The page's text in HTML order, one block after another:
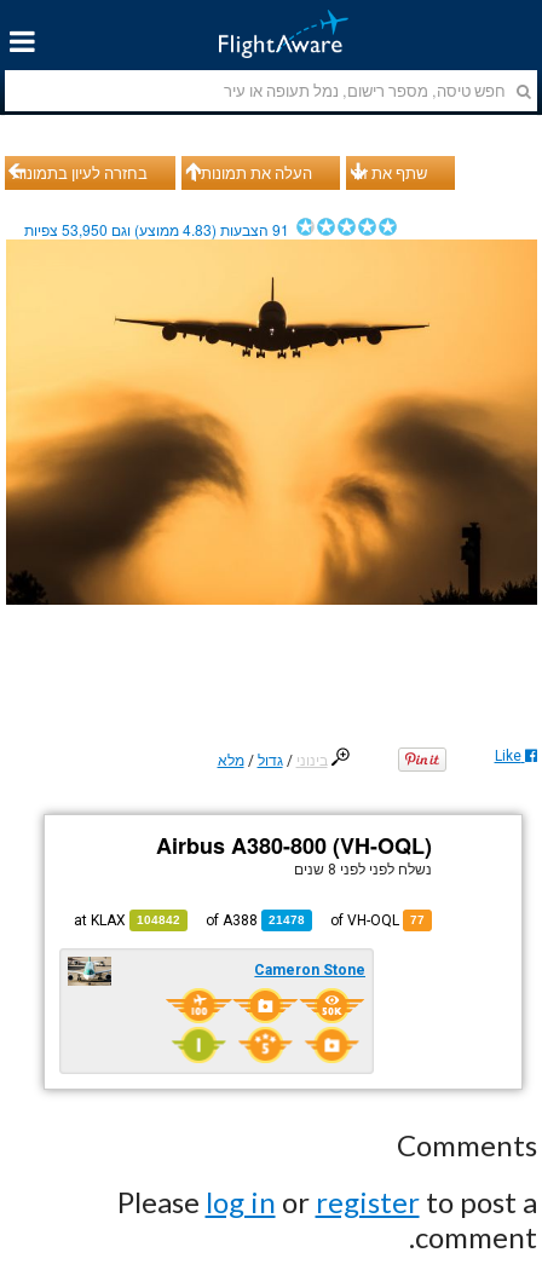
בחזרה לעיון בתמונות העלה את תמונותיך שתף את זה
91הצבעות (4.83ממוצע) וגם 53,950צפיות
בינוני /גדול /מלא Like
Airbus A380-800 (VH-OQL)
נשלח לפני לפני 8 שנים
77
21478
A388
104842
KLAX
Cameron Stone
Comments
Please log in or registerto post a
comment.